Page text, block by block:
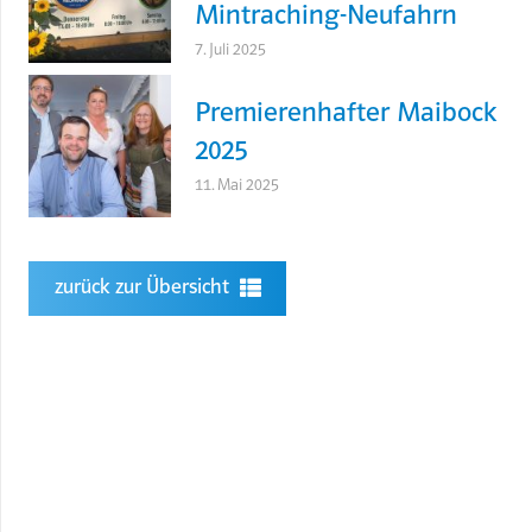
Mintraching-Neufahrn
7. Juli 2025
Premierenhafter Maibock
2025
11. Mai 2025
zurück zur Übersicht